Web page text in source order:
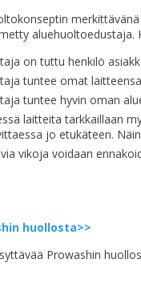
on tuttu henkilö
tuntee omat
tuntee hyvin oman
laitteita tarkkaillaan
jo etukäteen.
vikoja voidaan
huollosta>>
Prowashin